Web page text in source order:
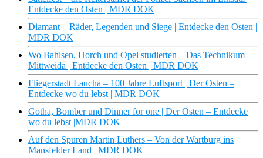
Entdecke den Osten | MDR DOK
Diamant – Räder, Legenden und Siege | Entdecke den Osten |
MDR DOK
Wo Bahlsen, Horch und Opel studierten – Das Technikum
Mittweida | Entdecke den Osten | MDR DOK
Fliegerstadt Laucha – 100 Jahre Luftsport | Der Osten –
Entdecke wo du lebst | MDR DOK
Gotha, Bomber und Dinner for one | Der Osten – Entdecke
wo du lebst |MDR DOK
Auf den Spuren Martin Luthers – Von der Wartburg ins
Mansfelder Land | MDR DOK